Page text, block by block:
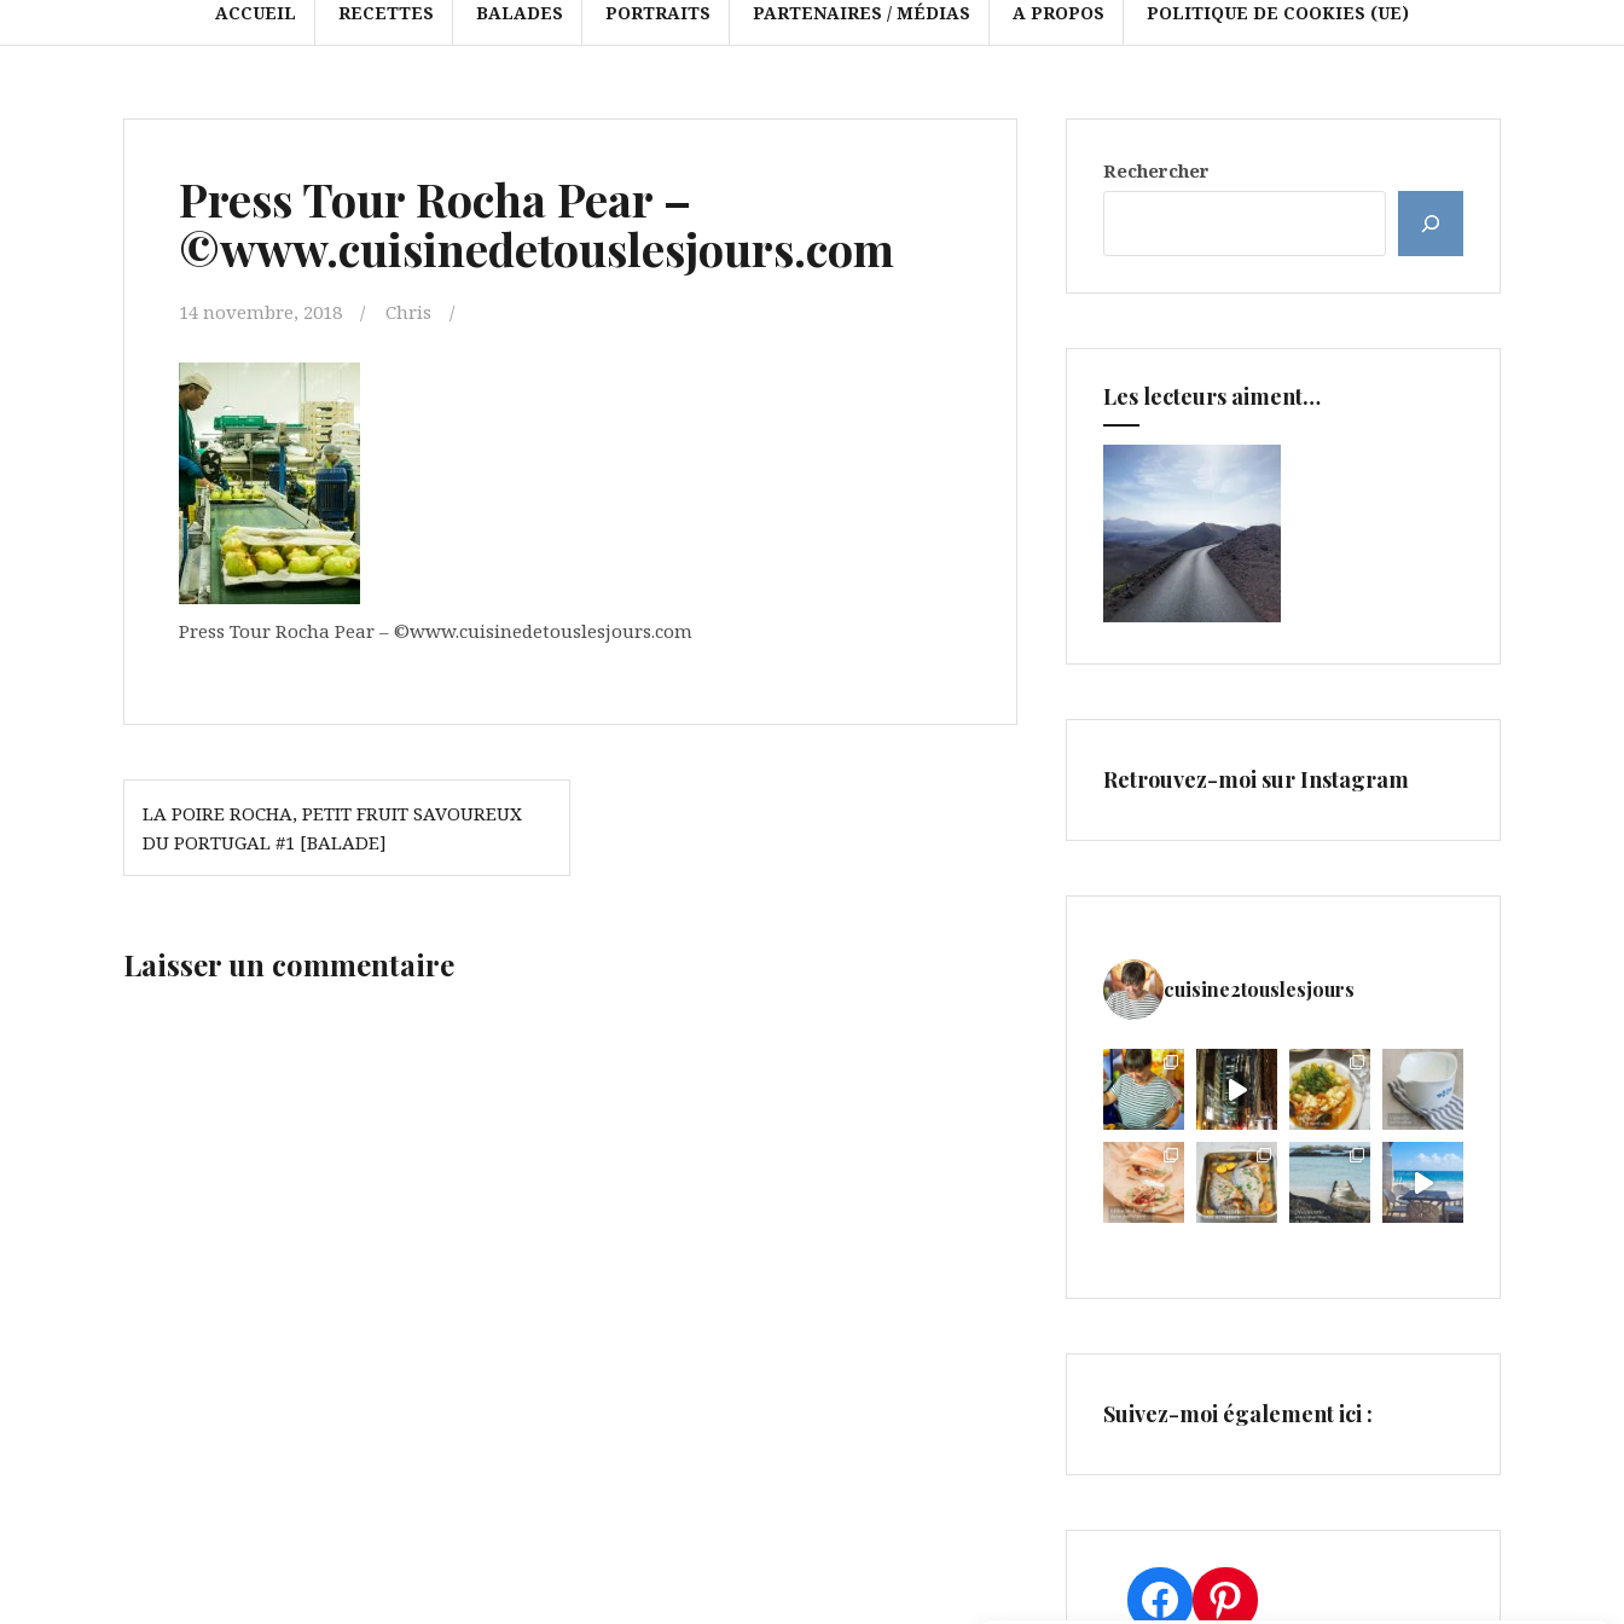
ACCUEIL RECETTES BALADES PORTRAITS PARTENAIRES / MÉDIAS A PROPOS POLITIQUE DE COOKIES (UE)
Press Tour Rocha Pear –
©www.cuisinedetouslesjours.com
14 novembre, 2018 Chris
Press Tour Rocha Pear – ©www.cuisinedetouslesjours.com
Navigation
de
l’article
LA POIRE ROCHA, PETIT FRUIT SAVOUREUX
DU PORTUGAL #1 [BALADE]
Laisser un commentaire
Rechercher
Les lecteurs aiment…
Retrouvez-moi sur Instagram
cuisine2touslesjours
Suivez-moi également ici :
Facebook
Pinterest